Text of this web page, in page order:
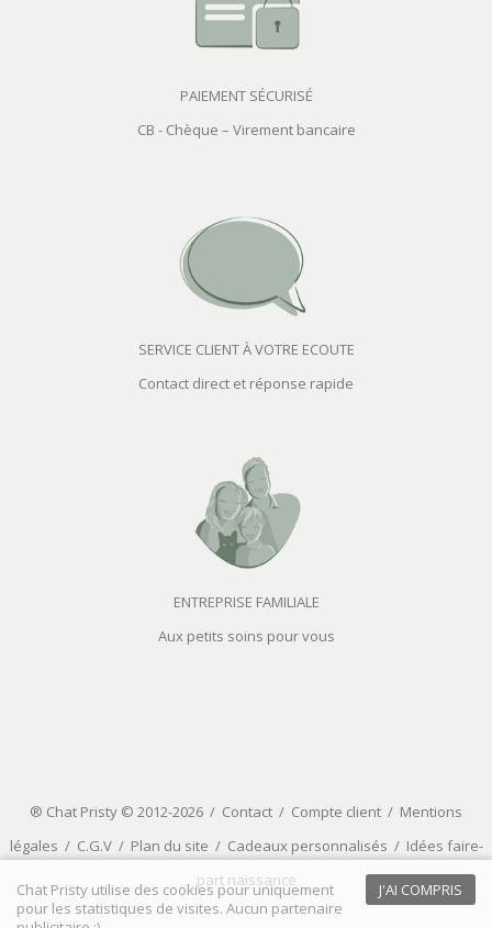
PAIEMENT SÉCURISÉ
CB - Chèque – Virement bancaire
SERVICE CLIENT À VOTRE ECOUTE
Contact direct et réponse rapide
ENTREPRISE FAMILIALE
Aux petits soins pour vous
® Chat Pristy © 2012-2026 / Contact / Compte client / Mentions
légales / C.G.V/ Plan du site / Cadeaux personnalisés / Idées faire-
part naissance
J'AI COMPRIS
Chat Pristy utilise des cookies pour uniquement
pour les statistiques de visites. Aucun partenaire